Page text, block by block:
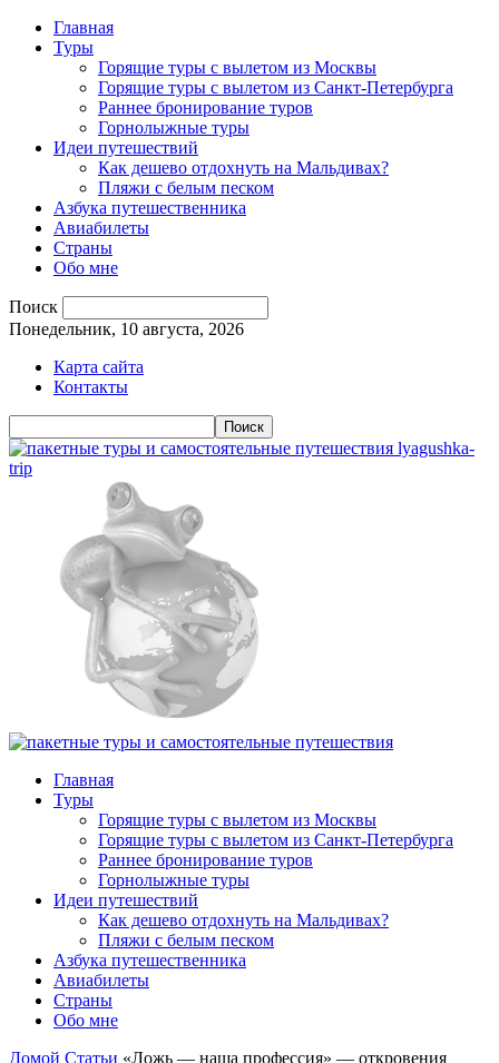
Главная
Туры
Горящие туры с вылетом из Москвы
Горящие туры с вылетом из Санкт-Петербурга
Раннее бронирование туров
Горнолыжные туры
Идеи путешествий
Как дешево отдохнуть на Мальдивах?
Пляжи с белым песком
Азбука путешественника
Авиабилеты
Страны
Обо мне
Поиск
Понедельник, 10 августа, 2026
Карта сайта
Контакты
lyagushka-
trip
Главная
Туры
Горящие туры с вылетом из Москвы
Горящие туры с вылетом из Санкт-Петербурга
Раннее бронирование туров
Горнолыжные туры
Идеи путешествий
Как дешево отдохнуть на Мальдивах?
Пляжи с белым песком
Азбука путешественника
Авиабилеты
Страны
Обо мне
Домой Статьи «Ложь — наша профессия» — откровения